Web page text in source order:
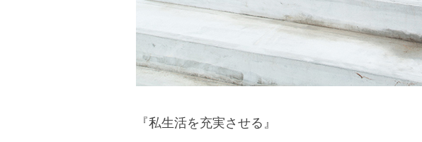
『私生活を充実させる』